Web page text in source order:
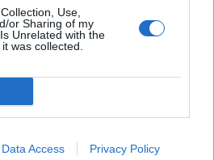
Use,
or Sharing of my
Unrelated with the
was collected.
Data Access Privacy Policy
почти 900 години
за сладолед в